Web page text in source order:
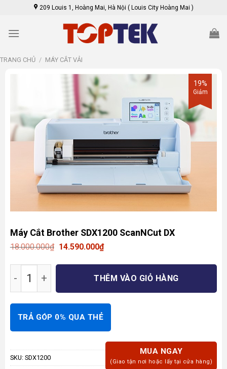
content
209 Louis 1, Hoàng Mai, Hà Nội ( Louis City Hoàng Mai )
TRANG CHỦ / MÁY CẮT VẢI
19%
Giảm
Máy Cắt Brother SDX1200 ScanNCut DX
18.000.000₫ Giá
là:
14.590.000₫Giá
tại
14.590.000₫.
Máy Cắt Brother SDX1200 ScanNCut DX số
THÊM VÀO GIỎ HÀNG
TRẢ GÓP 0% QUA THẺ
MUA NGAY
(Giao tận nơi hoặc lấy tại cửa hàng)
SKU: SDX1200